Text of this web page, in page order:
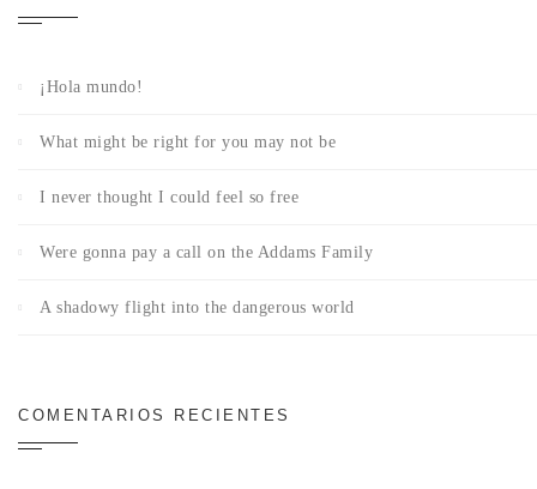
¡Hola mundo!
What might be right for you may not be
I never thought I could feel so free
Were gonna pay a call on the Addams Family
A shadowy flight into the dangerous world
COMENTARIOS RECIENTES